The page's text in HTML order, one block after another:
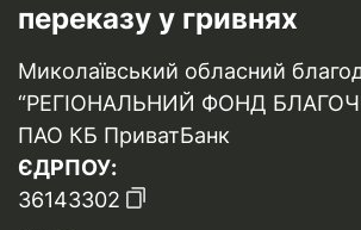
переказу у гривнях
Миколаївський обласний
“РЕГІОНАЛЬНИЙ ФОНД
ПАО КБ ПриватБанк
ЄДРПОУ:
36143302